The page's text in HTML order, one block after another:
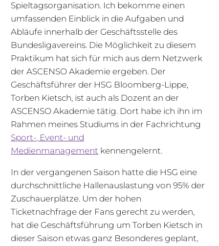
Spieltagsorganisation. Ich bekomme einen
umfassenden Einblick in die Aufgaben und
Abläufe innerhalb der Geschäftsstelle des
Bundesligavereins. Die Möglichkeit zu diesem
Praktikum hat sich für mich aus dem Netzwerk
der ASCENSO Akademie ergeben. Der
Geschäftsführer der HSG Bloomberg-Lippe,
Torben Kietsch, ist auch als Dozent an der
ASCENSO Akademie tätig. Dort habe ich ihn im
Rahmen meines Studiums in der Fachrichtung
Sport-, Event- und
Medienmanagement kennengelernt.
In der vergangenen Saison hatte die HSG eine
durchschnittliche Hallenauslastung von 95% der
Zuschauerplätze. Um der hohen
Ticketnachfrage der Fans gerecht zu werden,
hat die Geschäftsführung um Torben Kietsch in
dieser Saison etwas ganz Besonderes geplant,